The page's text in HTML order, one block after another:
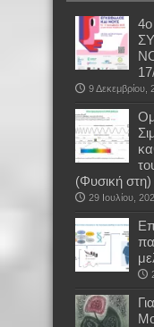
9 Δεκεμβρίου,
(Φυσική στη)
29 Ιουλίου,